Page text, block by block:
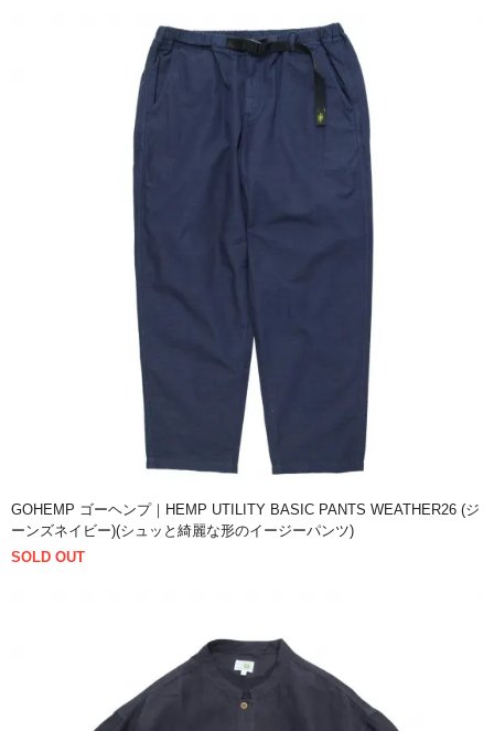
GOHEMP ゴーヘンプ｜HEMP UTILITY BASIC PANTS WEATHER26 (ジ
ーンズネイビー)(シュッと綺麗な形のイージーパンツ)
SOLD OUT